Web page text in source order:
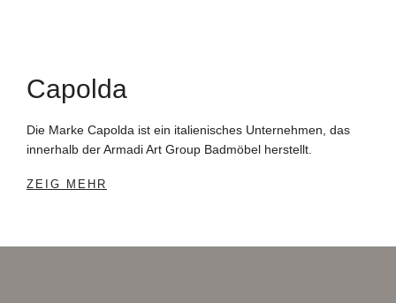
Capolda
Die Marke Capolda ist ein italienisches Unternehmen, das
innerhalb der Armadi Art Group Badmöbel herstellt.
ZEIG MEHR